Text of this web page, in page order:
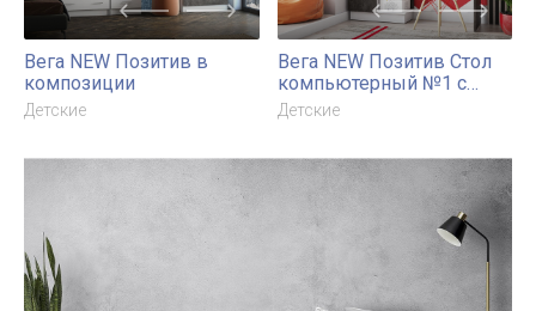
Вега NEW Позитив в
композиции
Детские
Вега NEW Позитив Стол
компьютерный №1 с
фотопечатью
Детские